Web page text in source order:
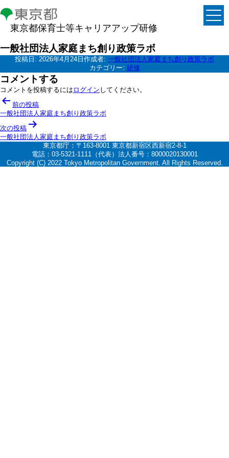
東京都保育士等キャリアアップ研修
一般社団法人家庭まち創り政策ラボ
投稿日: 2026年4月24日 作成者: 一般社団法人家庭まち創り政策ラボ
カテゴリー: 研修
コメントする
コメントを投稿するには ログイン してください。
投
稿
ナ
ビ
ー
前の投稿
一般社団法人家庭まち創り政策ラボ
次の投稿
一般社団法人家庭まち創り政策ラボ
東京都庁：〒163-8001 東京都新宿区西新宿2-8-1
電話：03-5321-1111（代表）法人番号：8000020130001
Copyright (C) 2022 Tokyo Metropolitan Government. All Rights Reserved.